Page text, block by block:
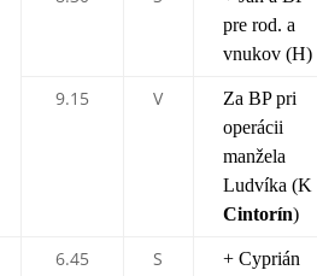
pre rod. a
vnukov (H)
9.15 V
Za BP pri
operácii
manžela
Ludvíka (K
Cintorín)
6.45 S
+ Cyprián